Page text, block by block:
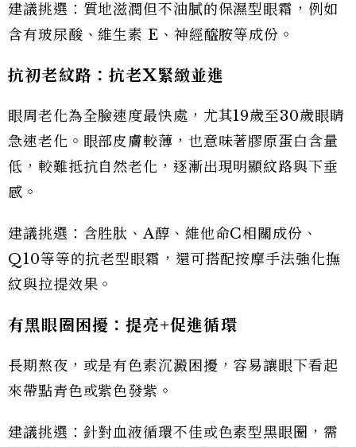
建議挑選：質地滋潤但不油膩的保濕型眼霜，例如
含有玻尿酸、維生素 E、神經醯胺等成份。
抗初老紋路：抗老X緊緻並進
眼周老化為全臉速度最快處，尤其19歲至30歲眼睛
急速老化。眼部皮膚較薄，也意味著膠原蛋白含量
低，較難抵抗自然老化，逐漸出現明顯紋路與下垂
感。
建議挑選：含胜肽、A醇、維他命C相關成份、
Q10等等的抗老型眼霜，還可搭配按摩手法強化撫
紋與拉提效果。
有黑眼圈困擾：提亮+促進循環
長期熬夜，或是有色素沉澱困擾，容易讓眼下看起
來帶點青色或紫色發紫。
建議挑選：針對血液循環不佳或色素型黑眼圈，需